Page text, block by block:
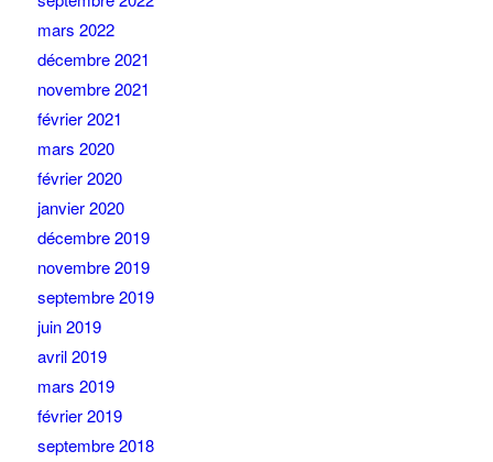
mars 2022
décembre 2021
novembre 2021
février 2021
mars 2020
février 2020
janvier 2020
décembre 2019
novembre 2019
septembre 2019
juin 2019
avril 2019
mars 2019
février 2019
septembre 2018